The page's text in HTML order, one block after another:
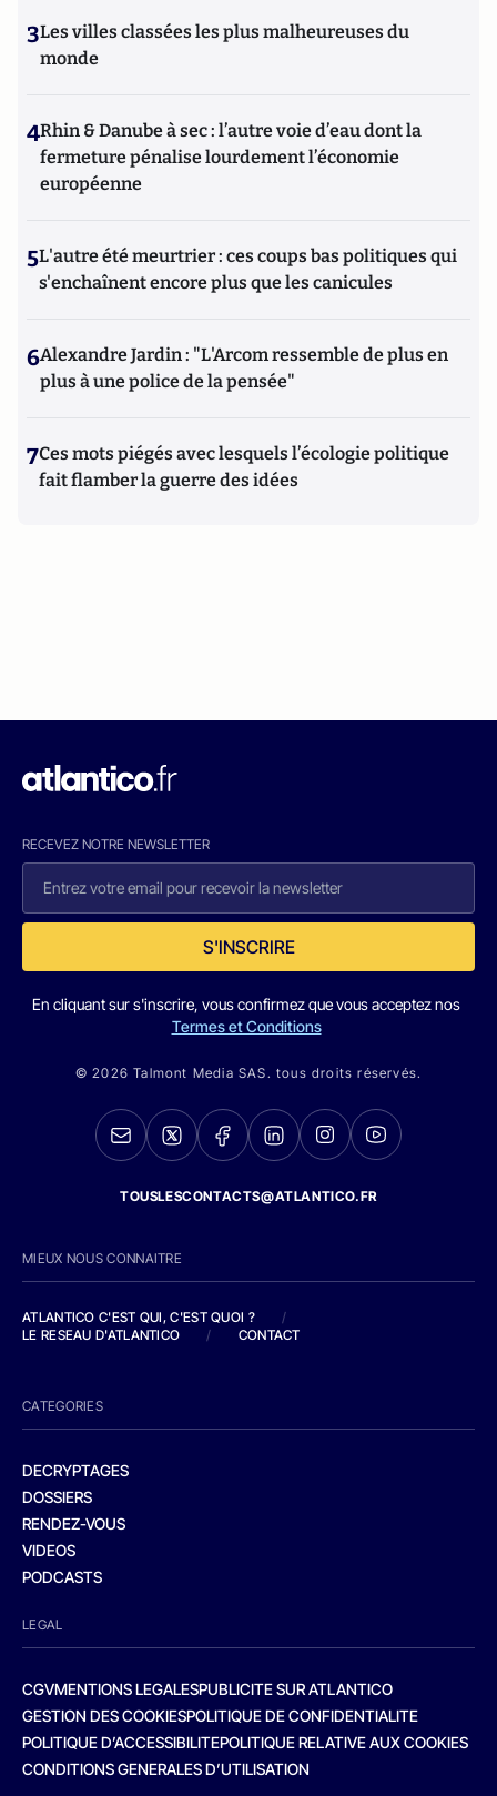
3Les villes classées les plus malheureuses du
monde
4Rhin & Danube à sec : l’autre voie d’eau dont la
fermeture pénalise lourdement l’économie
européenne
5L'autre été meurtrier : ces coups bas politiques qui
s'enchaînent encore plus que les canicules
6Alexandre Jardin : "L'Arcom ressemble de plus en
plus à une police de la pensée"
7Ces mots piégés avec lesquels l’écologie politique
fait flamber la guerre des idées
RECEVEZ NOTRE NEWSLETTER
S'INSCRIRE
En cliquant sur s'inscrire, vous confirmez que vous acceptez nos
Termes et Conditions
© 2026 Talmont Media SAS. tous droits réservés.
TOUSLESCONTACTS@ATLANTICO.FR
MIEUX NOUS CONNAITRE
ATLANTICO C'EST QUI, C'EST QUOI ?
/
LE RESEAU D'ATLANTICO
/ CONTACT
CATEGORIES
DECRYPTAGES
DOSSIERS
RENDEZ-VOUS
VIDEOS
PODCASTS
LEGAL
CGVMENTIONS LEGALESPUBLICITE SUR ATLANTICO
GESTION DES COOKIESPOLITIQUE DE CONFIDENTIALITE
POLITIQUE D’ACCESSIBILITEPOLITIQUE RELATIVE AUX COOKIES
CONDITIONS GENERALES D’UTILISATION